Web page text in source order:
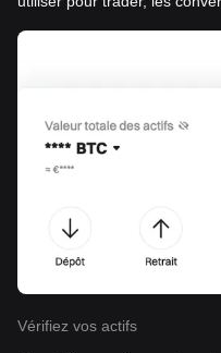
Vérifiez vos actifs